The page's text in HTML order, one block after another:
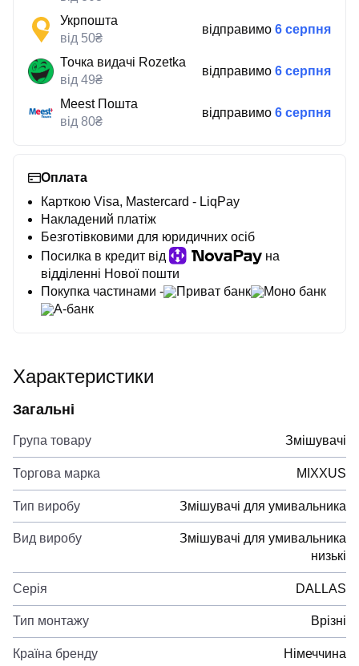
Укрпошта
від 50₴
відправимо 6 серпня
Точка видачі Rozetka
від 49₴
відправимо 6 серпня
Meest Пошта
від 80₴
відправимо 6 серпня
Оплата
Карткою Visa, Mastercard - LiqPay
Накладений платіж
Безготівковими для юридичних осіб
Посилка в кредит від
на
відділенні Нової пошти
Покупка частинами -
Приват банк
Моно банк
А-банк
Характеристики
Загальні
Група товару Змішувачі
Торгова марка MIXXUS
Тип виробу Змішувачі для умивальника
Вид виробу
Змішувачі для умивальника
низькі
Серія DALLAS
Тип монтажу Врізні
Країна бренду Німеччина